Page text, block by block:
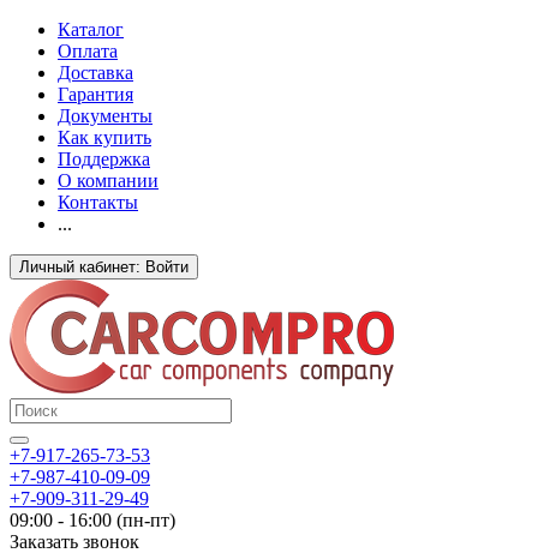
Каталог
Оплата
Доставка
Гарантия
Документы
Как купить
Поддержка
О компании
Контакты
...
Личный кабинет: Войти
+7-917-265-73-53
+7-987-410-09-09
+7-909-311-29-49
09:00 - 16:00 (пн-пт)
Заказать звонок